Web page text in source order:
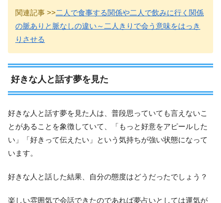
関連記事 >>二人で食事する関係や二人で飲みに行く関係
の脈ありと脈なしの違い～二人きりで会う意味をはっき
りさせる
好きな人と話す夢を見た
好きな人と話す夢を見た人は、普段思っていても言えないこ
とがあることを象徴していて、「もっと好意をアピールした
い」「好きって伝えたい」という気持ちが強い状態になって
います。
好きな人と話した結果、自分の態度はどうだったでしょう？
楽しい雰囲気で会話できたのであれば夢占いとしては運気が